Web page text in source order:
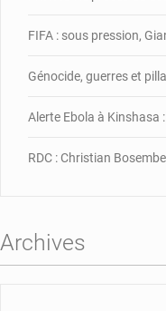
FIFA : sous pression,
Génocide, guerres et
Alerte Ebola à Kinshasa
RDC : Christian
Archives